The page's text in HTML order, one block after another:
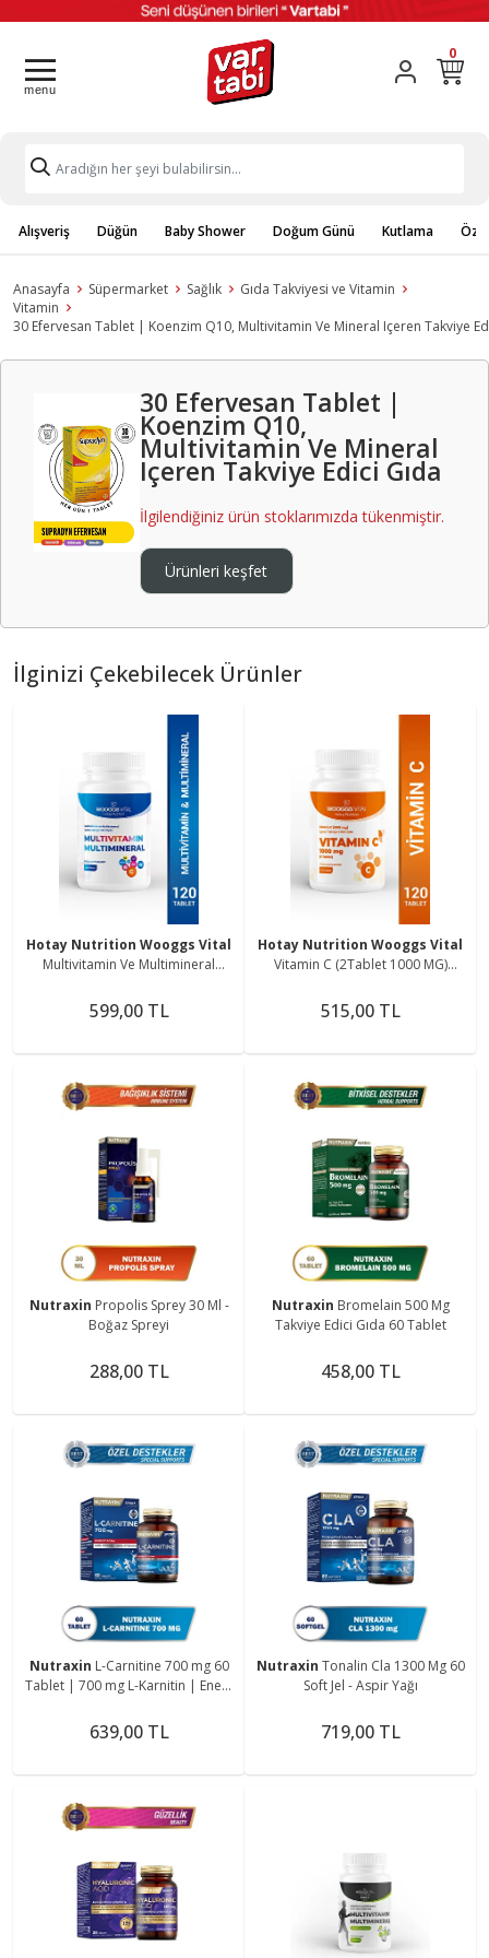
0
Alışveriş Düğün Baby Shower Doğum Günü Kutlama
Anasayfa Süpermarket Sağlık
Gıda Takviyesi ve Vitamin
Vitamin
30 Efervesan Tablet | Koenzim Q10, Multivitamin Ve Mineral Içeren Takviye
30 Efervesan Tablet |
Koenzim Q10,
Multivitamin Ve Mineral
Içeren Takviye Edici Gıda
İlgilendiğiniz ürün stoklarımızda tükenmiştir.
Ürünleri keşfet
İlginizi Çekebilecek Ürünler
Hotay Nutrition Wooggs Vital
Multivitamin Ve Multimineral
Tablet
599,00 TL
Hotay Nutrition Wooggs Vital
Vitamin C (2Tablet 1000 MG)
Tablet
515,00 TL
Nutraxin Propolis Sprey 30 Ml -
Boğaz Spreyi
288,00 TL
Nutraxin Bromelain 500 Mg
Takviye Edici Gıda 60 Tablet
458,00 TL
Nutraxin L-Carnitine 700 mg 60
Tablet | 700 mg L-Karnitin | Enerji
639,00 TL
Nutraxin Tonalin Cla 1300 Mg 60
Soft Jel - Aspir Yağı
719,00 TL